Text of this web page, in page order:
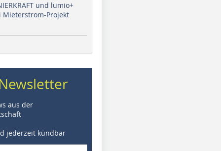
und lumio+
Mieterstrom-Projekt
aus der
jederzeit kündbar